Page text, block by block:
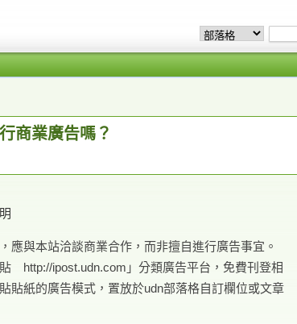
商業廣告嗎？
應與本站洽談商業合作，而非擅自進行廣告事宜。
http://ipost.udn.com」分類廣告平台，免費刊登相
貼紙的廣告模式，置放於udn部落格自訂欄位或文章